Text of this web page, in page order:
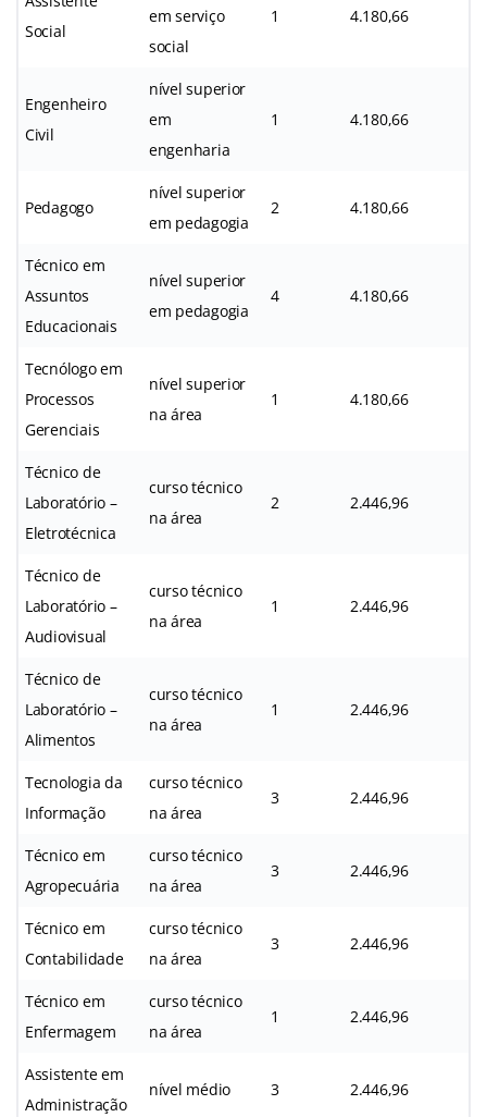
Social
em serviço
social
1 4.180,66
Engenheiro
Civil
nível superior
em
engenharia
1 4.180,66
Pedagogo
nível superior
em pedagogia
2 4.180,66
Técnico em
Assuntos
Educacionais
nível superior
em pedagogia
4 4.180,66
Tecnólogo em
Processos
Gerenciais
nível superior
na área
1 4.180,66
Técnico de
Laboratório –
Eletrotécnica
curso técnico
na área
2 2.446,96
Técnico de
Laboratório –
Audiovisual
curso técnico
na área
1 2.446,96
Técnico de
Laboratório –
Alimentos
curso técnico
na área
1 2.446,96
Tecnologia da
Informação
curso técnico
na área
3 2.446,96
Técnico em
Agropecuária
curso técnico
na área
3 2.446,96
Técnico em
Contabilidade
curso técnico
na área
3 2.446,96
Técnico em
Enfermagem
curso técnico
na área
1 2.446,96
Assistente em
Administração
nível médio 3 2.446,96